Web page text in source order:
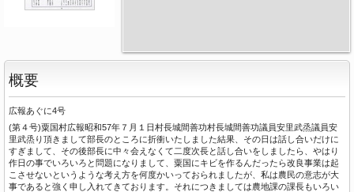
概要
広報あぐに4号
(第４号)粟国村広報昭和57年７月１日村長城間善功村長城間善功議員安里武烝議員安
里武烝り頂きまして部長のところに折衝いたしました結果、その日は話し合いだけに
すぎまして、その後部長に中々会えなくて二度次長と話し合いをしましたら、やはり
作日の事でいろいろと問題になりまして、粟国にキビを作るんだったら改良事業は起
こさせないというような考え方を何度かいっておられましたが、私は農民の意志が大
事であると強く申し入れてきております。それにつきましては農地課の課長もいろい